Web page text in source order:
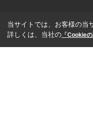
当サイトでは、お客様の当
詳しくは、当社の 「Cookie